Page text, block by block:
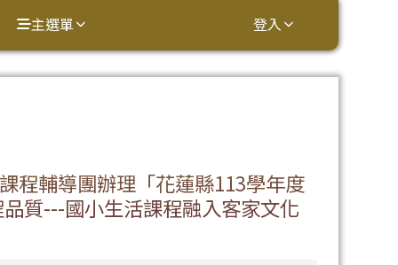
主選單 登入
程輔導團辦理「花蓮縣113學年度
質---國小生活課程融入客家文化